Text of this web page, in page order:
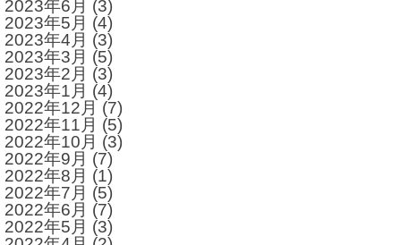
2023年6月 (3)
2023年5月 (4)
2023年4月 (3)
2023年3月 (5)
2023年2月 (3)
2023年1月 (4)
2022年12月 (7)
2022年11月 (5)
2022年10月 (3)
2022年9月 (7)
2022年8月 (1)
2022年7月 (5)
2022年6月 (7)
2022年5月 (3)